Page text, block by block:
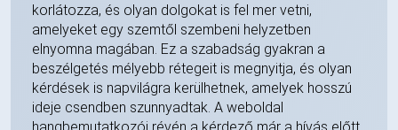
korlátozza, és olyan dolgokat is fel mer vetni,
amelyeket egy szemtől szembeni helyzetben
elnyomna magában. Ez a szabadság gyakran a
beszélgetés mélyebb rétegeit is megnyitja, és olyan
kérdések is napvilágra kerülhetnek, amelyek hosszú
ideje csendben szunnyadtak. A weboldal